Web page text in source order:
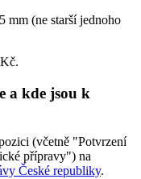
mm (ne starší jednoho
a kde jsou k
(včetně "Potvrzení
přípravy") na
České republiky.